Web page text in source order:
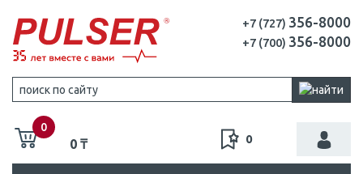
+7 (727) 356-8000
+7 (700) 356-8000
0
0 ₸ 0